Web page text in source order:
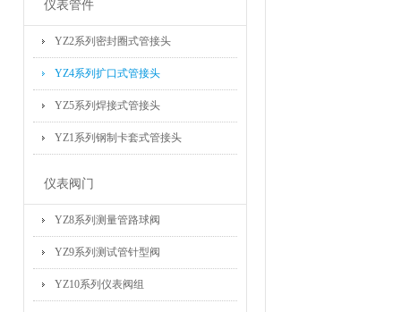
仪表管件
YZ2系列密封圈式管接头
YZ4系列扩口式管接头
YZ5系列焊接式管接头
YZ1系列钢制卡套式管接头
仪表阀门
YZ8系列测量管路球阀
YZ9系列测试管针型阀
YZ10系列仪表阀组